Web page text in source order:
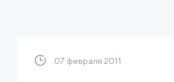
07 февраля 2011